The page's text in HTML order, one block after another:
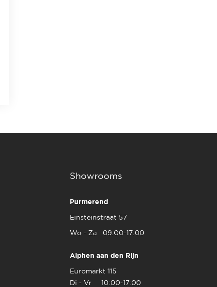
Showrooms
Purmerend
Einsteinstraat 57
Wo - Za 09:00-17:00
Alphen aan den Rijn
Euromarkt 115
Di - Vr 10:00-17:00